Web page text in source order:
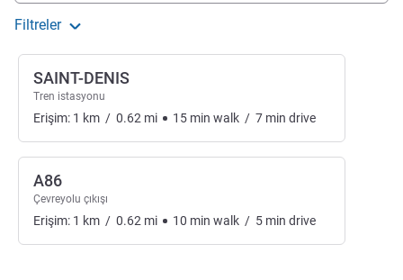
Filtreler
SAINT-DENIS
Tren istasyonu
Erişim: 1 km / 0.62 mi 15 min walk / 7 min drive
A86
Çevreyolu çıkışı
Erişim: 1 km / 0.62 mi 10 min walk / 5 min drive